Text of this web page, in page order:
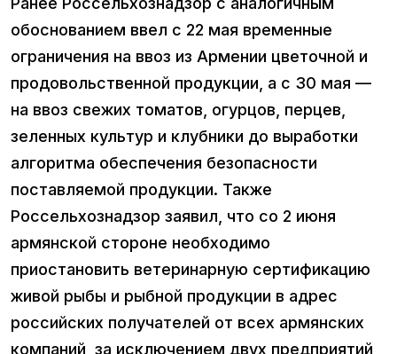
обоснованием ввел с 22 мая временные
ограничения на ввоз из Армении цветочной и
продовольственной продукции, а с 30 мая —
на ввоз свежих томатов, огурцов, перцев,
зеленных культур и клубники до выработки
алгоритма обеспечения безопасности
поставляемой продукции. Также
Россельхознадзор заявил, что со 2 июня
армянской стороне необходимо
приостановить ветеринарную сертификацию
живой рыбы и рыбной продукции в адрес
российских получателей от всех армянских
компаний, за исключением двух предприятий,